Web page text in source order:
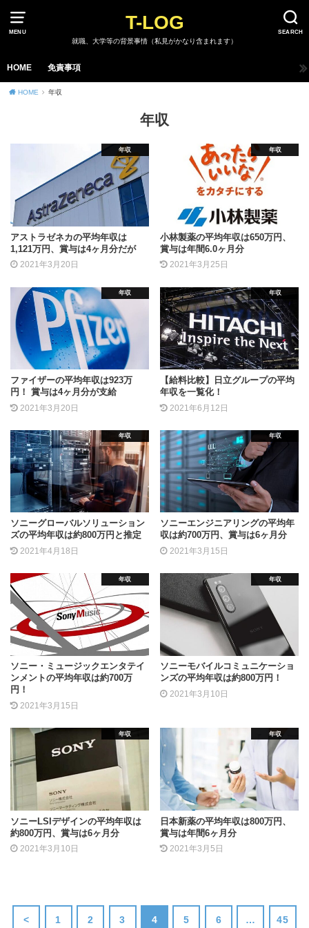
MENU SEARCH
T-LOG
就職、大学等の背景事情（私見がかなり含まれます）
HOME 免責事項
HOME 年収
年収
年収
アストラゼネカの平均年収は
1,121万円、賞与は4ヶ月分だが
2021年3月20日
年収
小林製薬の平均年収は650万円、
賞与は年間6.0ヶ月分
2021年3月25日
年収
ファイザーの平均年収は923万
円！ 賞与は4ヶ月分が支給
2021年3月20日
年収
【給料比較】日立グループの平均
年収を一覧化！
2021年6月12日
年収
ソニーグローバルソリューション
ズの平均年収は約800万円と推定
2021年4月18日
年収
ソニーエンジニアリングの平均年
収は約700万円、賞与は6ヶ月分
2021年3月15日
年収
ソニー・ミュージックエンタテイ
ンメントの平均年収は約700万
円！
2021年3月15日
年収
ソニーモバイルコミュニケーショ
ンズの平均年収は約800万円！
2021年3月10日
年収
ソニーLSIデザインの平均年収は
約800万円、賞与は6ヶ月分
2021年3月10日
年収
日本新薬の平均年収は800万円、
賞与は年間6ヶ月分
2021年3月5日
< 1 2 3 4 5 6 … 45